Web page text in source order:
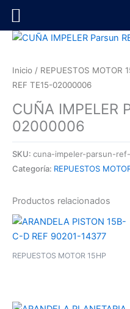
contenido
Inicio / REPUESTOS MOTOR
REF TE15-02000006
CUÑA IMPELER
02000006
SKU: cuna-impeler-parsun-
Categoría: REPUESTOS
Productos relacionados
REPUESTOS MOTOR 15HP